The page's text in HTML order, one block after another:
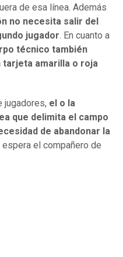
de esa línea. Además
no necesita salir del
jugador. En cuanto a
técnico también
tarjeta amarilla o roja
jugadores, el o la
que delimita el campo
de abandonar la
el compañero de